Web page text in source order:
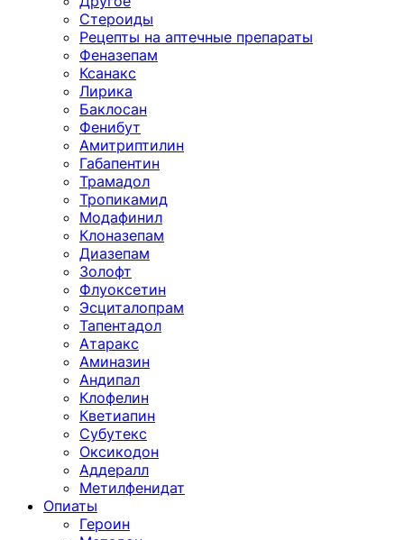
Стероиды
Рецепты на аптечные препараты
Феназепам
Ксанакс
Лирика
Баклосан
Фенибут
Амитриптилин
Габапентин
Трамадол
Тропикамид
Модафинил
Клоназепам
Диазепам
Золофт
Флуоксетин
Эсциталопрам
Тапентадол
Атаракс
Аминазин
Андипал
Клофелин
Кветиапин
Субутекс
Оксикодон
Аддералл
Метилфенидат
Опиаты
Героин